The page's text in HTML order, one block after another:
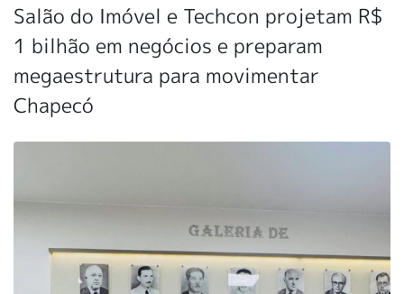
Salão do Imóvel e Techcon projetam R$
1 bilhão em negócios e preparam
megaestrutura para movimentar
Chapecó